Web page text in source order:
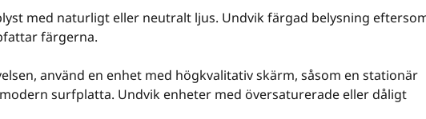
med naturligt eller neutralt ljus. Undvik färgad belysning
färgerna.
använd en enhet med högkvalitativ skärm, såsom en stationär
surfplatta. Undvik enheter med översaturerade eller dåligt